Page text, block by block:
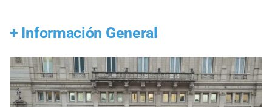
+ Información General